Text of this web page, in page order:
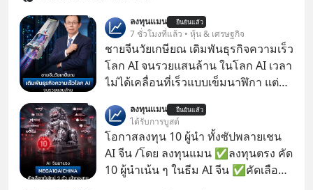
ลงทุนแมน ยืนยันแล้ว
7 ชั่วโมงที่แล้ว • หุ้น & เศรษฐกิจ
ชายจีนวัยเกษียณ เดิมพันธุรกิจความเร็ว
โลก AI จนรวยแสนล้าน ในโลก AI เวลา
ไม่ได้เคลื่อนที่เร็วแบบเข็มนาฬิกา แต่
ลงทุนแมน ยืนยันแล้ว
ได้รับการบูสต์
โอกาสลงทุน 10 ผู้นำ ทั้งซัปพลายเชน
AI จีน /โดย ลงทุนแมน ✅ลงทุนตรง คัด
10 ผู้นำเน้น ๆ ในธีม AI จีน ✅คัดเลือก